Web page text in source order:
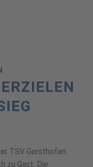
TSV Gersthofen
zu Gast. Die